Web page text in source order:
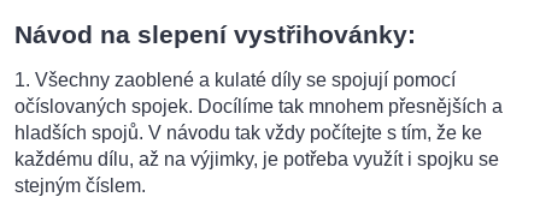
Návod na slepení vystřihovánky:
1. Všechny zaoblené a kulaté díly se spojují pomocí
očíslovaných spojek. Docílíme tak mnohem přesnějších a
hladších spojů. V návodu tak vždy počítejte s tím, že ke
každému dílu, až na výjimky, je potřeba využít i spojku se
stejným číslem.